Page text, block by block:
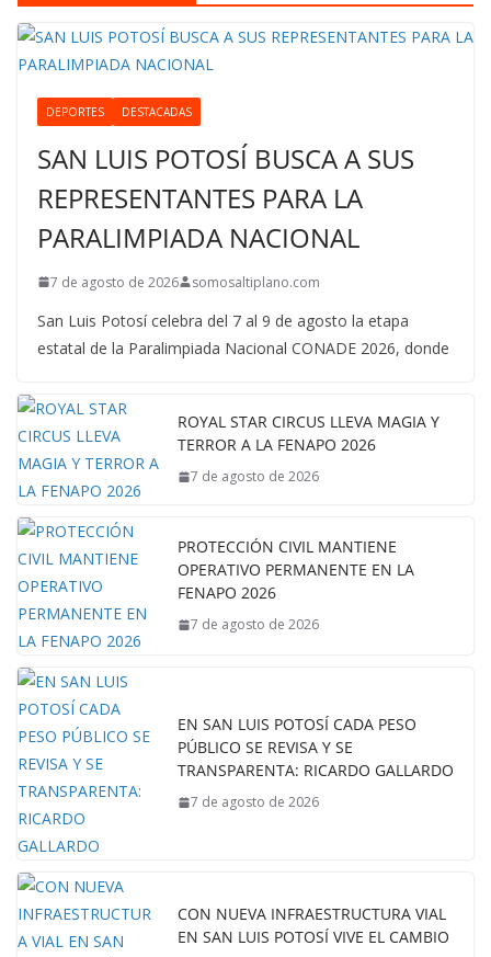
DEPORTES DESTACADAS
SAN LUIS POTOSÍ BUSCA A SUS
REPRESENTANTES PARA LA
PARALIMPIADA NACIONAL
7 de agosto de 2026 somosaltiplano.com
San Luis Potosí celebra del 7 al 9 de agosto la etapa
estatal de la Paralimpiada Nacional CONADE 2026, donde
ROYAL STAR CIRCUS LLEVA MAGIA Y
TERROR A LA FENAPO 2026
7 de agosto de 2026
PROTECCIÓN CIVIL MANTIENE
OPERATIVO PERMANENTE EN LA
FENAPO 2026
7 de agosto de 2026
EN SAN LUIS POTOSÍ CADA PESO
PÚBLICO SE REVISA Y SE
TRANSPARENTA: RICARDO GALLARDO
7 de agosto de 2026
CON NUEVA INFRAESTRUCTURA VIAL
EN SAN LUIS POTOSÍ VIVE EL CAMBIO